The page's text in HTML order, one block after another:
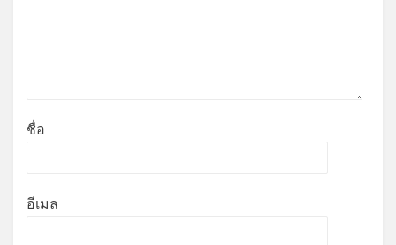
ชื่อ
อีเมล